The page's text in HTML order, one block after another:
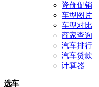
降价促销
车型图片
车型对比
商家查询
汽车排行
汽车贷款
计算器
选车